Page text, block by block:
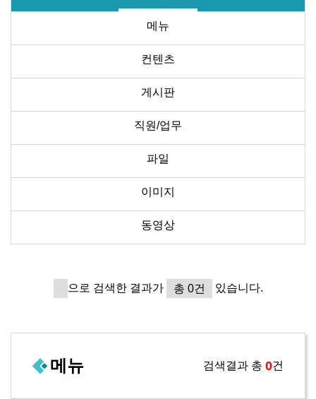
메뉴
컨텐츠
게시판
직원/업무
파일
이미지
동영상
으로 검색한 결과가 총 0건 있습니다.
메뉴 검색결과 총 0건